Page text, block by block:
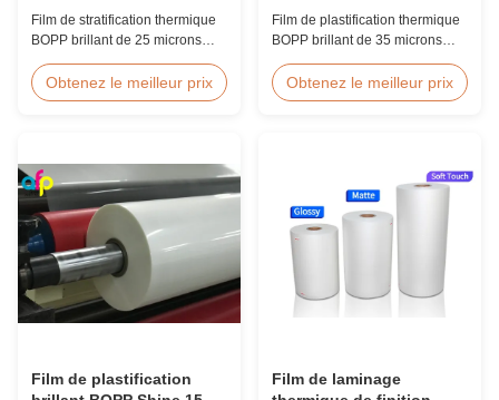
25 microns EVA coréen
2200mm
Film de stratification thermique
BOPP brillant de 25 microns
largeur maximale de 2 200 mm,
haute résistance à la traction ≥
cristalline.
Obtenez le meilleur prix
à grande vitesse 60m/min
Film de plastification thermique
BOPP brillant de 35 microns
qualité supérieure, largeur de 2
200 mm, vitesse de plastification
livres et d'édition à grand
Obtenez le meilleur prix
Film de plastification
Film de laminage